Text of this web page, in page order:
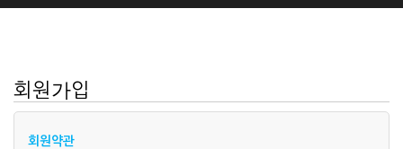
회원가입
회원약관